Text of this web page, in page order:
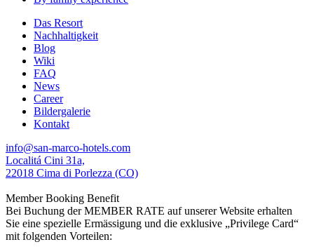
Das Resort
Nachhaltigkeit
Blog
Wiki
FAQ
News
Career
Bildergalerie
Kontakt
info@san-marco-hotels.com
Localitá Cini 31a,
22018 Cima di Porlezza (CO)
Member Booking Benefit
Bei Buchung der MEMBER RATE auf unserer Website erhalten
Sie eine spezielle Ermässigung und die exklusive „Privilege Card“
mit folgenden Vorteilen: